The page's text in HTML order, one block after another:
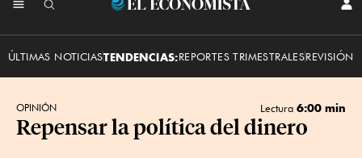
El
ÚLTIMAS NOTICIASTENDENCIAS:REPORTES TRIMESTRALESREVISIÓN
OPINIÓN Lectura 6:00 min
Repensar la política del dinero